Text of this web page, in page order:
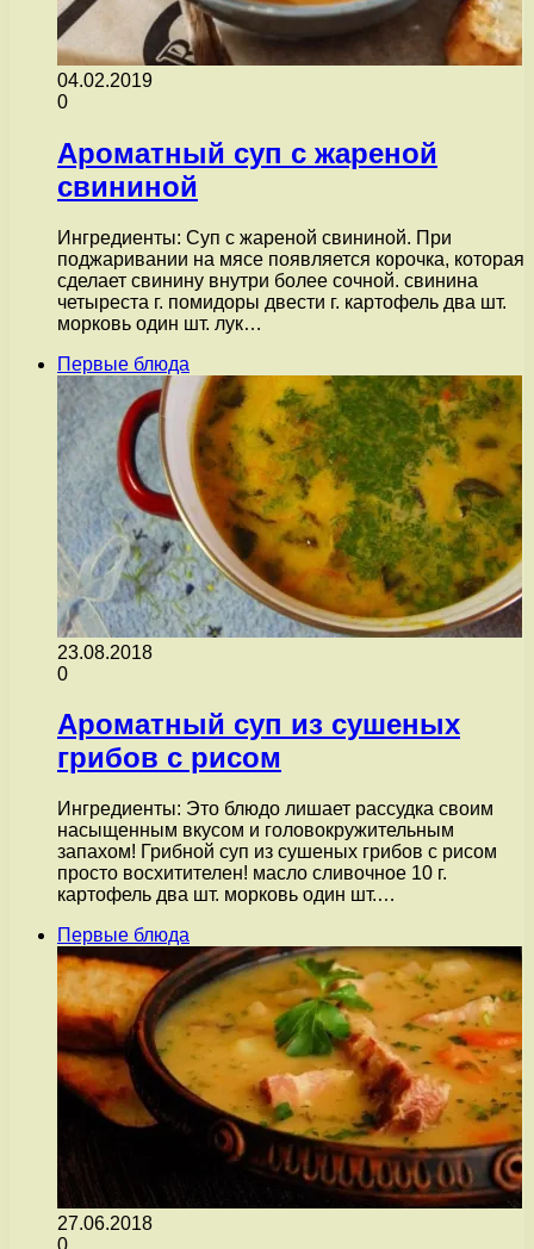
04.02.2019
0
Ароматный суп с жареной
свининой
Ингредиенты: Суп с жареной свининой. При
поджаривании на мясе появляется корочка, которая
сделает свинину внутри более сочной. свинина
четыреста г. помидоры двести г. картофель два шт.
морковь один шт. лук…
Первые блюда
23.08.2018
0
Ароматный суп из сушеных
грибов с рисом
Ингредиенты: Это блюдо лишает рассудка своим
насыщенным вкусом и головокружительным
запахом! Грибной суп из сушеных грибов с рисом
просто восхитителен! масло сливочное 10 г.
картофель два шт. морковь один шт.…
Первые блюда
27.06.2018